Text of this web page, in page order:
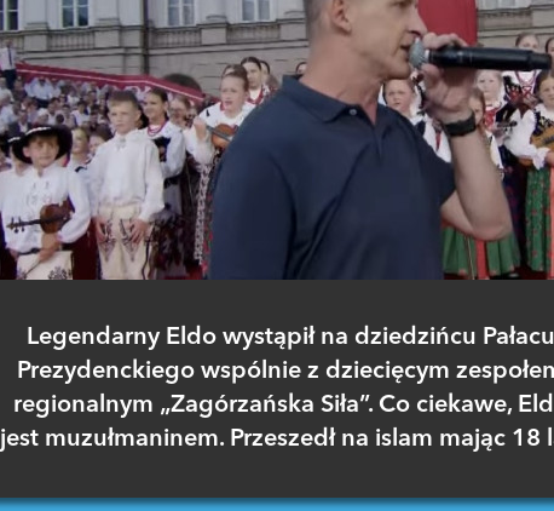
Legendarny Eldo wystąpił na dziedzińcu Pałacu
Prezydenckiego wspólnie z dziecięcym
regionalnym „Zagórzańska Siła”. Co ciekawe,
jest muzułmaninem. Przeszedł na islam mając 18